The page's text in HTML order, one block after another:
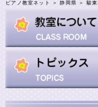
ピアノ教室ネット ＞静岡県 ＞ 駿